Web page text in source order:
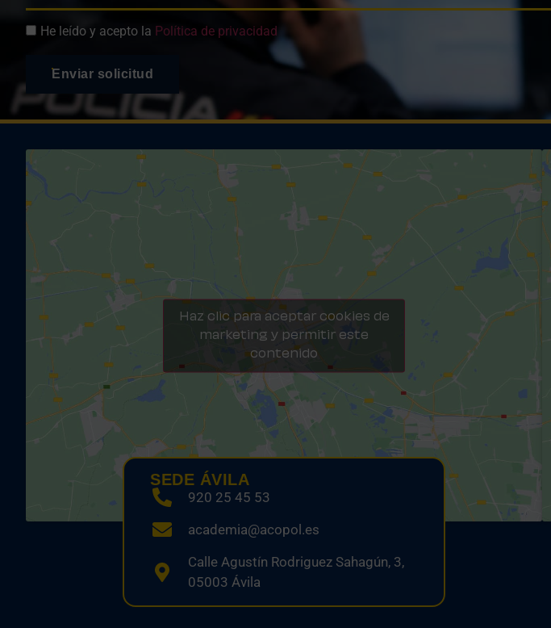
He leído y acepto la Política de privacidad
Enviar solicitud
Haz clic para aceptar cookies de
marketing y permitir este
contenido
SEDE ÁVILA
920 25 45 53
academia@acopol.es
Calle Agustín Rodriguez Sahagún, 3,
05003 Ávila